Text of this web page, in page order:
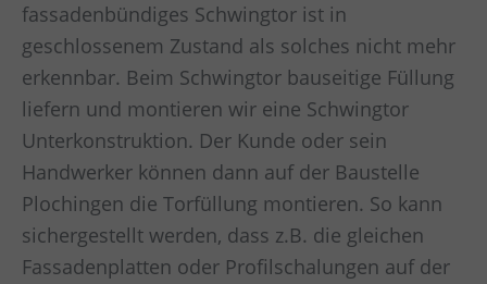
fassadenbündiges Schwingtor ist in
geschlossenem Zustand als solches nicht mehr
erkennbar. Beim Schwingtor bauseitige Füllung
liefern und montieren wir eine Schwingtor
Unterkonstruktion. Der Kunde oder sein
Handwerker können dann auf der Baustelle
Plochingen die Torfüllung montieren. So kann
sichergestellt werden, dass z.B. die gleichen
Fassadenplatten oder Profilschalungen auf der